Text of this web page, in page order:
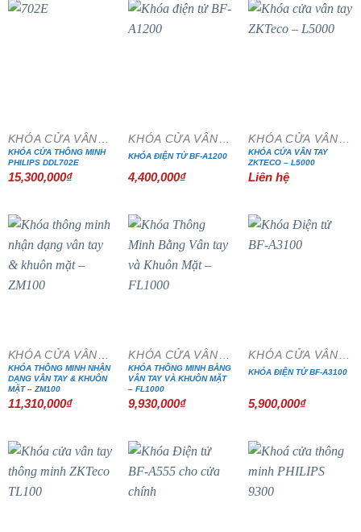
KHÓA CỬA THÔNG MINH
PHILIPS DDL702E
15,300,000₫
KHÓA ĐIỆN TỬ BF-A1200
4,400,000₫
KHÓA CỬA VÂN TAY
ZKTECO – L5000
Liên hệ
KHÓA THÔNG MINH NHẬN
DẠNG VÂN TAY & KHUÔN
MẶT – ZM100
11,310,000₫
KHÓA THÔNG MINH BẰNG
VÂN TAY VÀ KHUÔN MẶT
– FL1000
9,930,000₫
KHÓA ĐIỆN TỬ BF-A3100
5,900,000₫